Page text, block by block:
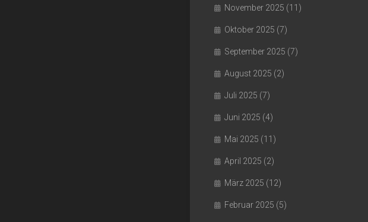
November 2025 (11)
Oktober 2025 (7)
September 2025 (7)
August 2025 (2)
Juli 2025 (7)
Juni 2025 (4)
Mai 2025 (11)
April 2025 (2)
März 2025 (12)
Februar 2025 (5)